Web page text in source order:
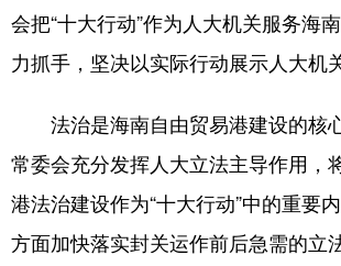
会把“十大行动”作为人大机关服务海
力抓手，坚决以实际行动展示人大机
法治是海南自由贸易港建设的核
常委会充分发挥人大立法主导作用，
港法治建设作为“十大行动”中的重要
方面加快落实封关运作前后急需的立